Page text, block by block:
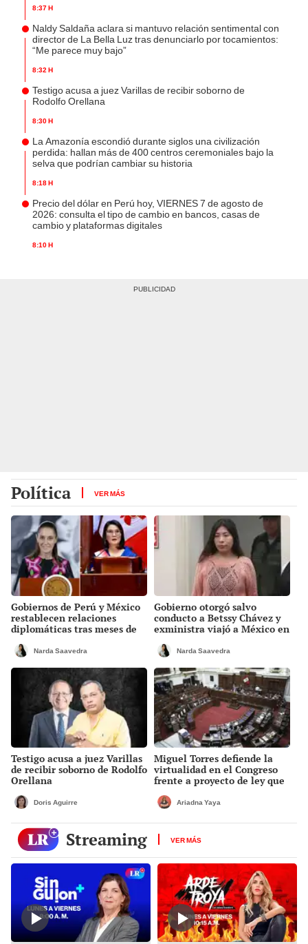
8:37 h
Naldy Saldaña aclara si mantuvo relación sentimental con
director de La Bella Luz tras denunciarlo por tocamientos:
“Me parece muy bajo”
8:32 h
Testigo acusa a juez Varillas de recibir soborno de
Rodolfo Orellana
8:30 h
La Amazonía escondió durante siglos una civilización
perdida: hallan más de 400 centros ceremoniales bajo la
selva que podrían cambiar su historia
8:18 h
Precio del dólar en Perú hoy, VIERNES 7 de agosto de
2026: consulta el tipo de cambio en bancos, casas de
cambio y plataformas digitales
8:10 h
Política VER MÁS
Gobiernos de Perú y México
restablecen relaciones
diplomáticas tras meses de
Narda Saavedra
Gobierno otorgó salvo
conducto a Betssy Chávez y
exministra viajó a México en
Narda Saavedra
Testigo acusa a juez Varillas
de recibir soborno de Rodolfo
Orellana
Doris Aguirre
Miguel Torres defiende la
virtualidad en el Congreso
frente a proyecto de ley que
Ariadna Yaya
Streaming VER MÁS